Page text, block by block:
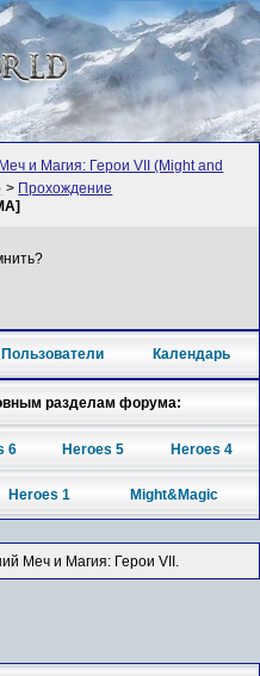
Меч и Магия: Герои VII (Might and
> Прохождение
Пользователи Календарь
разделам форума:
6 Heroes 5 Heroes 4
Heroes 1 Might&Magic
Меч и Магия: Герои VII.